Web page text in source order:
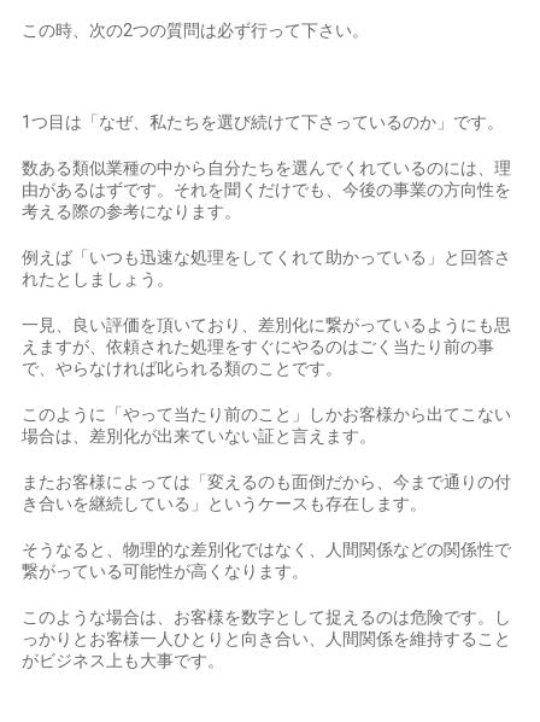
この時、次の2つの質問は必ず行って下さい。
1つ目は「なぜ、私たちを選び続けて下さっているのか」です。
数ある類似業種の中から自分たちを選んでくれているのには、理
由があるはずです。それを聞くだけでも、今後の事業の方向性を
考える際の参考になります。
例えば「いつも迅速な処理をしてくれて助かっている」と回答さ
れたとしましょう。
一見、良い評価を頂いており、差別化に繋がっているようにも思
えますが、依頼された処理をすぐにやるのはごく当たり前の事
で、やらなければ叱られる類のことです。
このように「やって当たり前のこと」しかお客様から出てこない
場合は、差別化が出来ていない証と言えます。
またお客様によっては「変えるのも面倒だから、今まで通りの付
き合いを継続している」というケースも存在します。
そうなると、物理的な差別化ではなく、人間関係などの関係性で
繋がっている可能性が高くなります。
このような場合は、お客様を数字として捉えるのは危険です。し
っかりとお客様一人ひとりと向き合い、人間関係を維持すること
がビジネス上も大事です。